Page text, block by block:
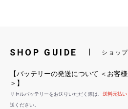
SHOP GUIDE ショッ
【バッテリーの発送について ＜お客
＞】
リセルバッテリーをお送りいただく際は、 送料元払
送ください。